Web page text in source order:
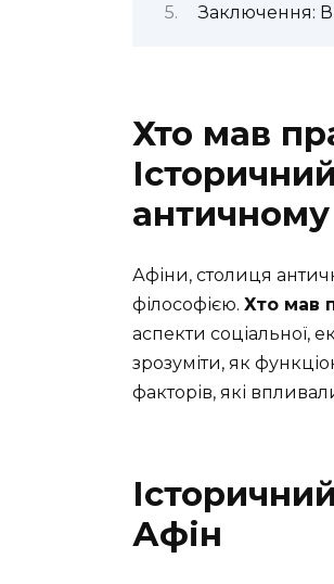
Заключення:
Хто мав
античному
Афіни, столиця
філософією. Хто мав
аспекти соціальної,
зрозуміти, як
факторів, які
Афін